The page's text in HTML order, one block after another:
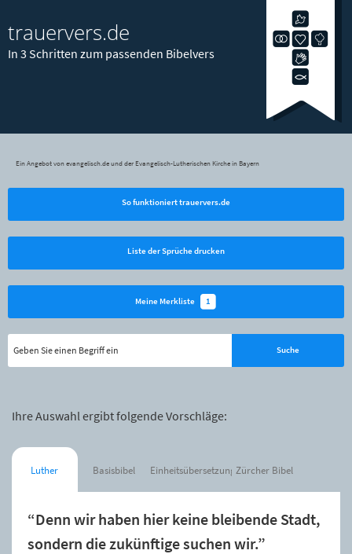
trauervers.de
In 3 Schritten zum passenden Bibelvers
Ein Angebot von evangelisch.de und der Evangelisch-Lutherischen Kirche in Bayern
So funktioniert trauervers.de
Liste der Sprüche drucken
Meine Merkliste 1
Ihre Auswahl ergibt folgende Vorschläge:
Luther Basisbibel Einheitsübersetzung Zürcher Bibel
“Denn wir haben hier keine bleibende Stadt,
sondern die zukünftige suchen wir.”